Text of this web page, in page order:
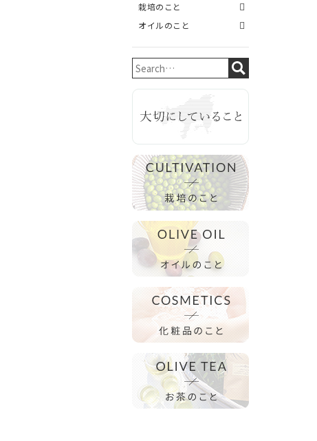
栽培のこと
オイルのこと